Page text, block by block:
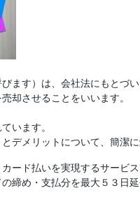
ます）は、会社法にもとづい
却させることをいいます。
います。
デメリットについて、簡潔に
ード払いを実現するサービス
締め・支払分を最大５３日延